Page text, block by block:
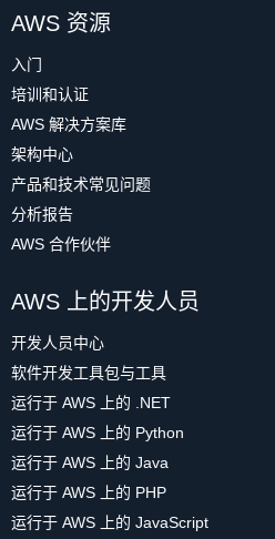
AWS 资源
入门
培训和认证
AWS 解决方案库
架构中心
产品和技术常见问题
分析报告
AWS 合作伙伴
AWS 上的开发人员
开发人员中心
软件开发工具包与工具
运行于 AWS 上的 .NET
运行于 AWS 上的 Python
运行于 AWS 上的 Java
运行于 AWS 上的 PHP
运行于 AWS 上的 JavaScript